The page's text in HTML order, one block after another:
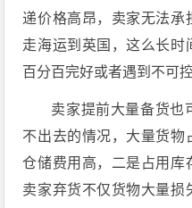
递价格高昂，卖家无法承
走海运到英国，这么长时
百分百完好或者遇到不可
卖家提前大量备货也
不出去的情况，大量货物
仓储费用高，二是占用库
卖家弃货不仅货物大量损